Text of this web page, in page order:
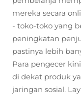
mereka secara
- toko-toko yang
peningkatan
pastinya lebih
Para pengecer
di dekat produk
jaringan sosial.